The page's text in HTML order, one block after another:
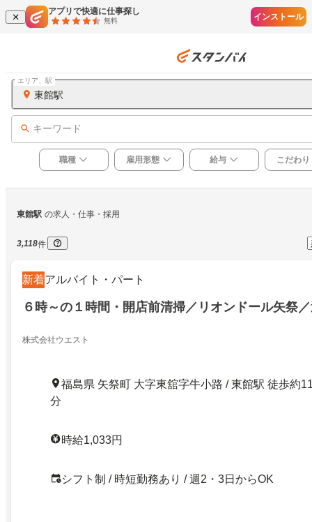
アプリで快適に仕事探し
無料 インストール
東館駅
エリア、駅
キーワード
職種 雇用形態 給与 こだわり
東館駅 の求人・仕事・採用
3,118件
新着アルバイト・パート
６時～の１時間・開店前清掃／リオンドール矢祭
株式会社ウエスト
福島県 矢祭町 大字東舘字牛小路 / 東館駅 徒歩約
分
時給1,033円
シフト制 / 時短勤務あり / 週2・3日からOK